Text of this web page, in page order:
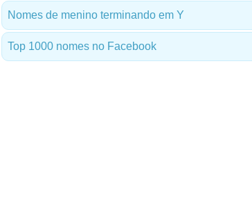
Nomes de menino terminando em Y
Top 1000 nomes no Facebook